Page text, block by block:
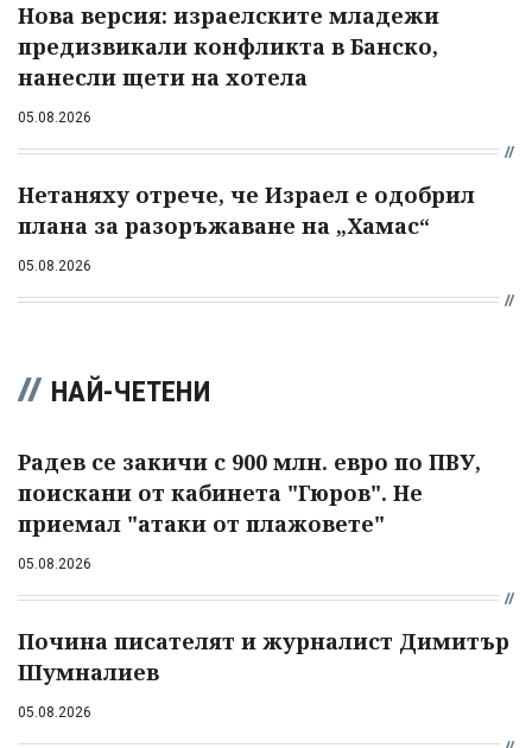
Нова версия: израелските младежи
предизвикали конфликта в Банско,
нанесли щети на хотела
05.08.2026
Нетаняху отрече, че Израел е одобрил
плана за разоръжаване на „Хамас“
05.08.2026
НАЙ-ЧЕТЕНИ
Радев се закичи с 900 млн. евро по ПВУ,
поискани от кабинета "Гюров". Не
приемал "атаки от плажовете"
05.08.2026
Почина писателят и журналист Димитър
Шумналиев
05.08.2026